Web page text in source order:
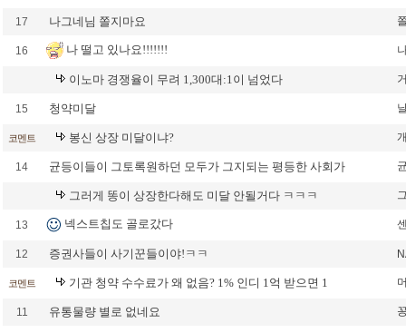
17 나그네님 쫄지마요
16 나 떨고 있나요!!!!!!!
이노마 경쟁율이 무려 1,300대:1이 넘었다
15 청약미달
코멘트 봉신 상장 미달이냐?
14 균등이들이 그토록원하던 모두가 그지되는 평등한 사회가
그러게 똥이 상장한다해도 미달 안될거다 ㅋㅋㅋ
13 넥스트칩도 골로갔다
12 증권사들이 사기꾼들이야!ㅋㅋ
코멘트 기관 청약 수수료가 왜 없음? 1% 인디 1억 받으면 1
11 유통물량 별로 없네요